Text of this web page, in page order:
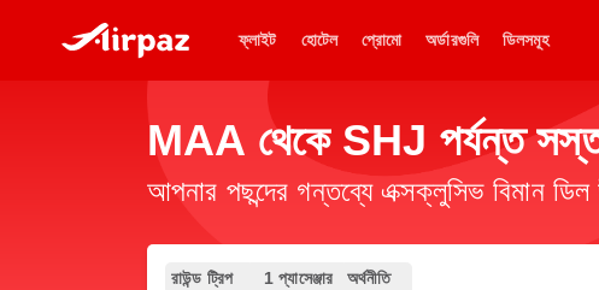
ফ্লাইট হোটেল প্রোমো অর্ডারগুলি ডিলসমূহ
MAA থেকে SHJ পর্যন্ত
আপনার পছন্দের গন্তব্যে এক্সক্লুসিভ বিমান
রাউন্ড ট্রিপ 1 প্যাসেঞ্জার অর্থনীতি